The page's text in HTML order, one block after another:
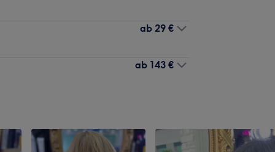
ab 29 €
ab 143 €